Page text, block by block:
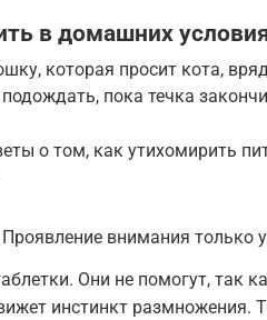
в домашних
которая просит кота,
пока течка
о том, как утихомирить
внимания только
Они не помогут, так
инстинкт размножения.